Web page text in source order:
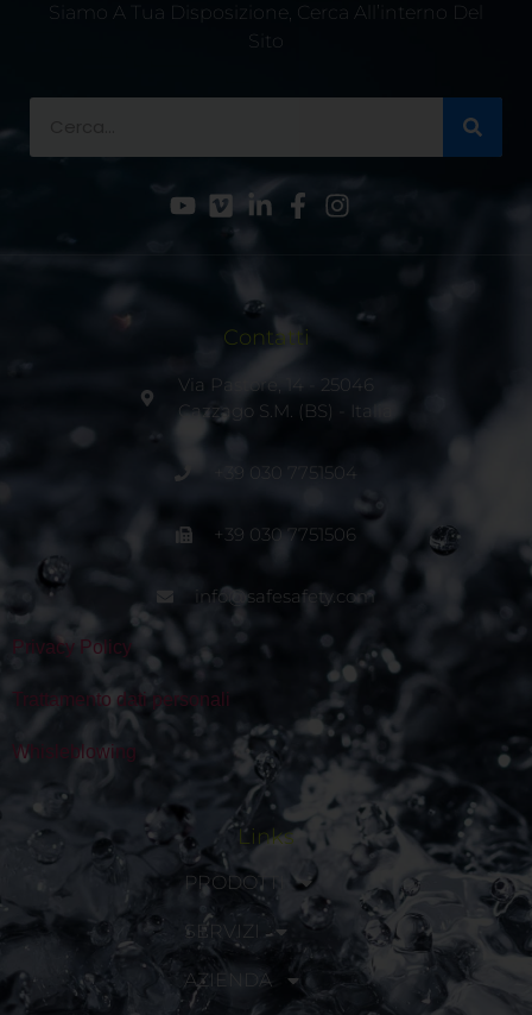
Siamo A Tua Disposizione, Cerca All’interno Del
Sito
Contatti
Via Pastore, 14 - 25046
Cazzago S.M. (BS) - Italia
+39 030 7751504
+39 030 7751506
info@safesafety.com
Privacy Policy
Trattamento dati personali
Whisleblowing
Links
PRODOTTI
SERVIZI
AZIENDA